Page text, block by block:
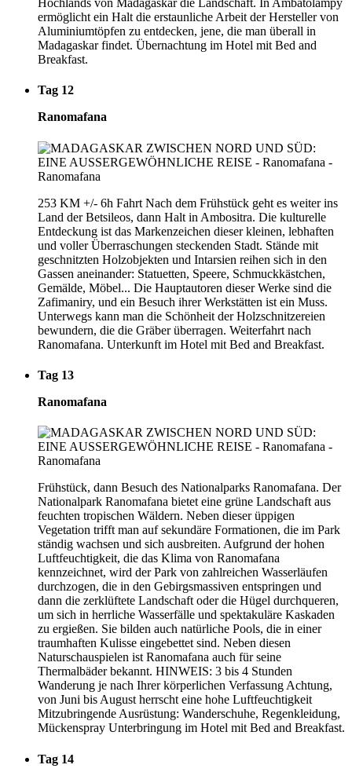
Hochlands von Madagaskar die Landschaft. In Ambatolampy
ermöglicht ein Halt die erstaunliche Arbeit der Hersteller von
Aluminiumtöpfen zu entdecken, jene, die man überall in
Madagaskar findet. Übernachtung im Hotel mit Bed and
Breakfast.
Tag 12
Ranomafana
253 KM +/- 6h Fahrt Nach dem Frühstück geht es weiter ins
Land der Betsileos, dann Halt in Ambositra. Die kulturelle
Entdeckung ist das Markenzeichen dieser kleinen, lebhaften
und voller Überraschungen steckenden Stadt. Stände mit
geschnitzten Holzobjekten und Intarsien reihen sich in den
Gassen aneinander: Statuetten, Speere, Schmuckkästchen,
Gemälde, Möbel... Die Hauptautoren dieser Werke sind die
Zafimaniry, und ein Besuch ihrer Werkstätten ist ein Muss.
Unterwegs kann man die Schönheit der Holzschnitzereien
bewundern, die die Gräber überragen. Weiterfahrt nach
Ranomafana. Unterkunft im Hotel mit Bed and Breakfast.
Tag 13
Ranomafana
Frühstück, dann Besuch des Nationalparks Ranomafana. Der
Nationalpark Ranomafana bietet eine grüne Landschaft aus
feuchten tropischen Wäldern. Neben dieser üppigen
Vegetation trifft man auf sekundäre Formationen, die im Park
ständig wachsen und sich ausbreiten. Aufgrund der hohen
Luftfeuchtigkeit, die das Klima von Ranomafana
kennzeichnet, wird der Park von zahlreichen Wasserläufen
durchzogen, die in den Gebirgsmassiven entspringen und
dann die zerklüftete Landschaft oder die Hügel durchqueren,
um sich in herrliche Wasserfälle und spektakuläre Kaskaden
zu ergießen. Sie bilden auch natürliche Pools, die in einer
traumhaften Kulisse eingebettet sind. Neben diesen
Naturschauspielen ist Ranomafana auch für seine
Thermalbäder bekannt. HINWEIS: 3 bis 4 Stunden
Wanderung je nach Ihrer körperlichen Verfassung Achtung,
von Juni bis August herrscht eine hohe Luftfeuchtigkeit
Mitzubringende Ausrüstung: Wanderschuhe, Regenkleidung,
Mückenspray Unterbringung im Hotel mit Bed and Breakfast.
Tag 14